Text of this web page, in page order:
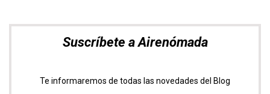
Suscríbete a Airenómada
Te informaremos de todas las novedades del Blog